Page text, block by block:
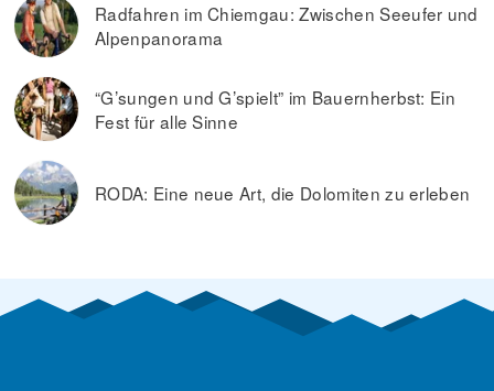
Radfahren im Chiemgau: Zwischen Seeufer und
Alpenpanorama
“G’sungen und G’spielt” im Bauernherbst: Ein
Fest für alle Sinne
RODA: Eine neue Art, die Dolomiten zu erleben